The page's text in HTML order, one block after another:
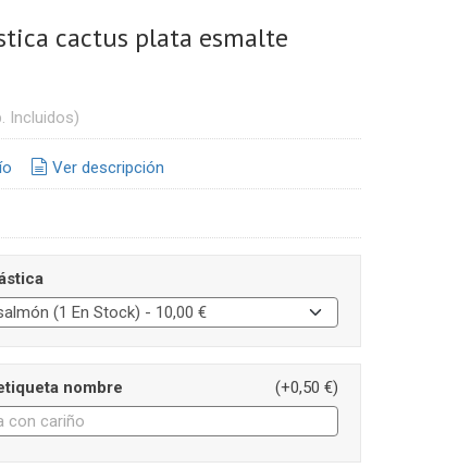
cactus plata esmalte
Incluidos)
Ver descripción
nombre (+0,50 €)